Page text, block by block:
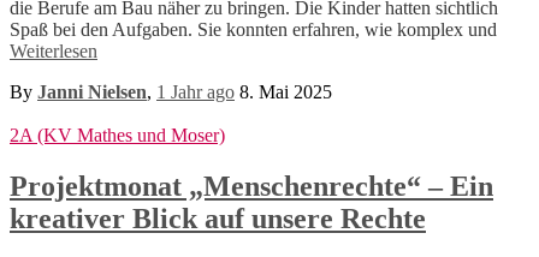
die Berufe am Bau näher zu bringen. Die Kinder hatten sichtlich
Spaß bei den Aufgaben. Sie konnten erfahren, wie komplex und
Weiterlesen
By Janni Nielsen, 1 Jahrago 8. Mai 2025
2A (KV Mathes und Moser)
Projektmonat „Menschenrechte“ – Ein
kreativer Blick auf unsere Rechte